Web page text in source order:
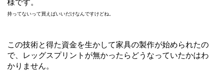
様です。
持ってないって買えばいいだけなんですけどね。
この技術と得た資金を生かして家具の製作が始められたの
で、レッグスプリントが無かったらどうなっていたかはわ
かりません。